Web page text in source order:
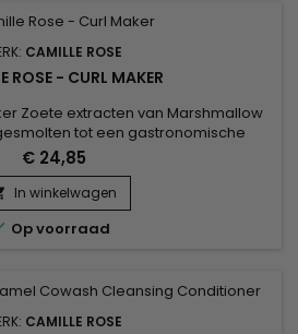
CAMILLE ROSE
ROSE - CURL MAKER
Zoete extracten van Marshmallow
tot een gastronomische
en Granaatappel, vervolgens
sappen van zeewier en aloë. We
infusie van vitamine E en B-12
haarvoeding.
€ 24,85
In winkelwagen
Op voorraad
CAMILLE ROSE